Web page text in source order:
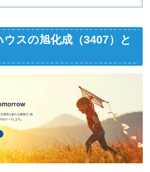
スの旭化成（3407）と